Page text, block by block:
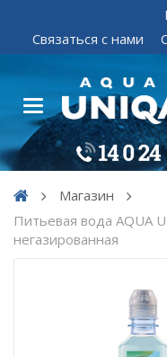
Связаться с нами
Магазин
Питьевая вода AQUA
негазированная